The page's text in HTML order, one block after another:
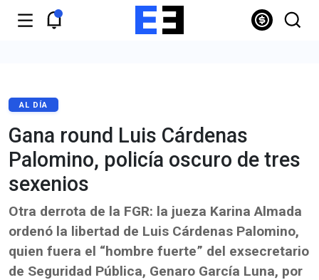
AL DÍA
Gana round Luis Cárdenas
Palomino, policía oscuro de tres
sexenios
Otra derrota de la FGR: la jueza Karina Almada
ordenó la libertad de Luis Cárdenas Palomino,
quien fuera el “hombre fuerte” del exsecretario
de Seguridad Pública, Genaro García Luna, por